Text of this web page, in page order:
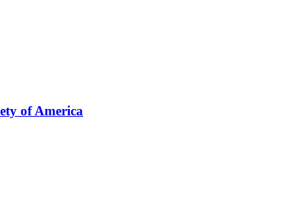
of America